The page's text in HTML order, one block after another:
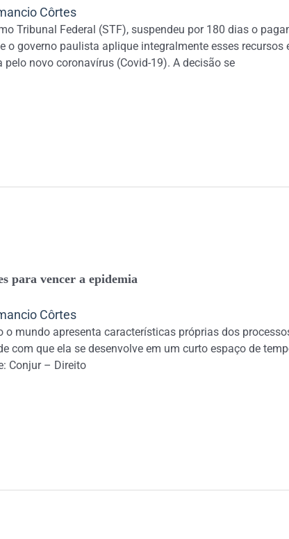
Côrtes
Tribunal Federal (STF), suspendeu por 180 dias o
o governo paulista aplique integralmente esses recursos
novo coronavírus (Covid-19). A decisão se
para vencer a epidemia
Côrtes
mundo apresenta características próprias dos
com que ela se desenvolve em um curto espaço de
Conjur – Direito